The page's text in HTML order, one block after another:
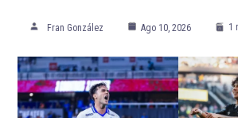
Fran González Ago 10, 2026 1